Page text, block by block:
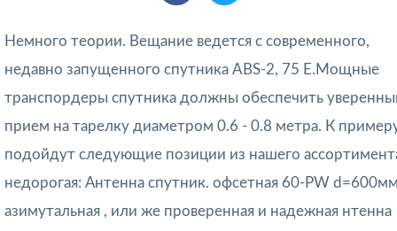
Немного теории. Вещание ведется с современного,
недавно запущенного спутника ABS-2, 75 E.Мощные
транспордеры спутника должны обеспечить
прием на тарелку диаметром 0.6 - 0.8 метра. К
подойдут следующие позиции из нашего
недорогая: Антенна спутник. офсетная 60-PW
азимутальная , или же проверенная и надежная нтенна